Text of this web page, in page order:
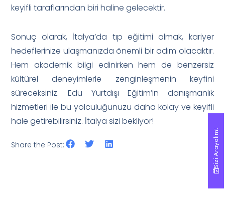
keyifli taraflarından biri haline gelecektir.
Sonuç olarak, İtalya’da tıp eğitimi almak, kariyer
hedeflerinize ulaşmanızda önemli bir adım olacaktır.
Hem akademik bilgi edinirken hem de benzersiz
kültürel deneyimlerle zenginleşmenin keyfini
süreceksiniz. Edu Yurtdışı Eğitim’in danışmanlık
hizmetleri ile bu yolculuğunuzu daha kolay ve keyifli
hale getirebilirsiniz. İtalya sizi bekliyor!
Share the Post: Sizi Arayalım!
Sizi Arayalım!